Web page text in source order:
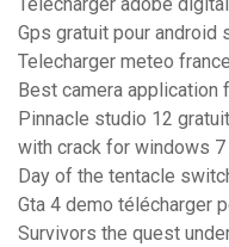
Télécharger adobe
Gps gratuit pour android
Telecharger meteo
Best camera application
Pinnacle studio 12
with crack for windows 7
Day of the tentacle
Gta 4 demo télécharger
Survivors the quest